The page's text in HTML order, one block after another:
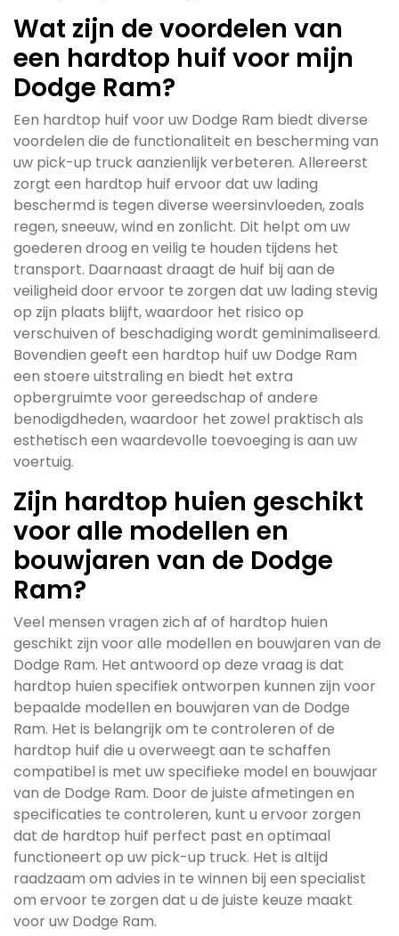
Wat zijn de voordelen van
een hardtop huif voor mijn
Dodge Ram?
Een hardtop huif voor uw Dodge Ram biedt diverse
voordelen die de functionaliteit en bescherming van
uw pick-up truck aanzienlijk verbeteren. Allereerst
zorgt een hardtop huif ervoor dat uw lading
beschermd is tegen diverse weersinvloeden, zoals
regen, sneeuw, wind en zonlicht. Dit helpt om uw
goederen droog en veilig te houden tijdens het
transport. Daarnaast draagt de huif bij aan de
veiligheid door ervoor te zorgen dat uw lading stevig
op zijn plaats blijft, waardoor het risico op
verschuiven of beschadiging wordt geminimaliseerd.
Bovendien geeft een hardtop huif uw Dodge Ram
een stoere uitstraling en biedt het extra
opbergruimte voor gereedschap of andere
benodigdheden, waardoor het zowel praktisch als
esthetisch een waardevolle toevoeging is aan uw
voertuig.
Zijn hardtop huien geschikt
voor alle modellen en
bouwjaren van de Dodge
Ram?
Veel mensen vragen zich af of hardtop huien
geschikt zijn voor alle modellen en bouwjaren van de
Dodge Ram. Het antwoord op deze vraag is dat
hardtop huien specifiek ontworpen kunnen zijn voor
bepaalde modellen en bouwjaren van de Dodge
Ram. Het is belangrijk om te controleren of de
hardtop huif die u overweegt aan te schaffen
compatibel is met uw specifieke model en bouwjaar
van de Dodge Ram. Door de juiste afmetingen en
specificaties te controleren, kunt u ervoor zorgen
dat de hardtop huif perfect past en optimaal
functioneert op uw pick-up truck. Het is altijd
raadzaam om advies in te winnen bij een specialist
om ervoor te zorgen dat u de juiste keuze maakt
voor uw Dodge Ram.